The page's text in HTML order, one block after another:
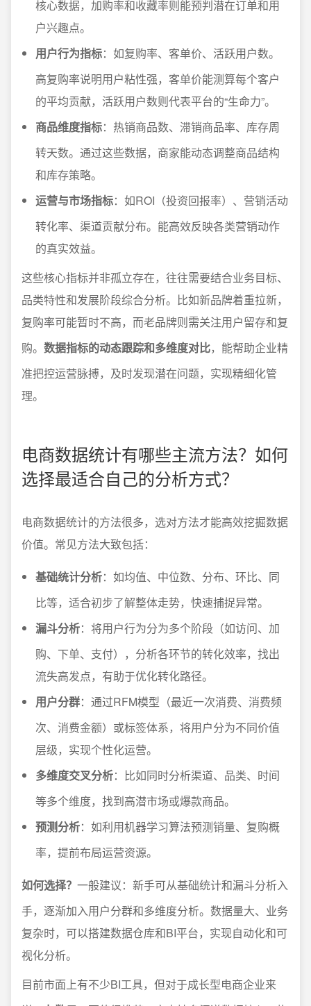
核心数据，加购率和收藏率则能预判潜在订单和用
户兴趣点。
用户行为指标：如复购率、客单价、活跃用户数。
高复购率说明用户粘性强，客单价能测算每个客户
的平均贡献，活跃用户数则代表平台的“生命力”。
商品维度指标：热销商品数、滞销商品率、库存周
转天数。通过这些数据，商家能动态调整商品结构
和库存策略。
运营与市场指标：如ROI（投资回报率）、营销活动
转化率、渠道贡献分布。能高效反映各类营销动作
的真实效益。
这些核心指标并非孤立存在，往往需要结合业务目标、
品类特性和发展阶段综合分析。比如新品牌着重拉新，
复购率可能暂时不高，而老品牌则需关注用户留存和复
购。 数据指标的动态跟踪和多维度对比，能帮助企业精
准把控运营脉搏，及时发现潜在问题，实现精细化管
理。
电商数据统计有哪些主流方法？如何
选择最适合自己的分析方式？
电商数据统计的方法很多，选对方法才能高效挖掘数据
价值。常见方法大致包括：
基础统计分析：如均值、中位数、分布、环比、同
比等，适合初步了解整体走势，快速捕捉异常。
漏斗分析：将用户行为分为多个阶段（如访问、加
购、下单、支付），分析各环节的转化效率，找出
流失高发点，有助于优化转化路径。
用户分群：通过RFM模型（最近一次消费、消费频
次、消费金额）或标签体系，将用户分为不同价值
层级，实现个性化运营。
多维度交叉分析：比如同时分析渠道、品类、时间
等多个维度，找到高潜市场或爆款商品。
预测分析：如利用机器学习算法预测销量、复购概
率，提前布局运营资源。
如何选择？ 一般建议：新手可从基础统计和漏斗分析入
手，逐渐加入用户分群和多维度分析。数据量大、业务
复杂时，可以搭建数据仓库和BI平台，实现自动化和可
视化分析。
目前市面上有不少BI工具，但对于成长型电商企业来